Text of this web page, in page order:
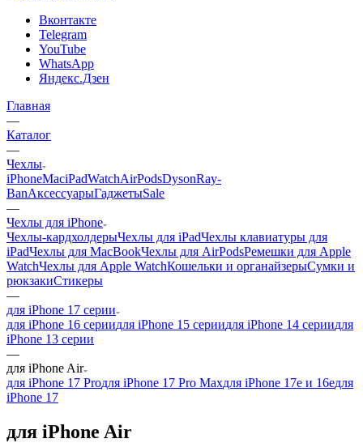
Вконтакте
Telegram
YouTube
WhatsApp
Яндекс.Дзен
Главная
—
Каталог
—
Чехлы
iPhoneMaciPadWatchAirPodsDysonRay-
BanАксессуарыГаджетыSale
—
Чехлы для iPhone
Чехлы-кардхолдерыЧехлы для iPadЧехлы клавиатуры для
iPadЧехлы для MacBookЧехлы для AirPodsРемешки для Apple
WatchЧехлы для Apple WatchКошельки и органайзерыСумки и
рюкзакиСтикеры
—
для iPhone 17 серии
для iPhone 16 сериидля iPhone 15 сериидля iPhone 14 сериидля
iPhone 13 серии
—
для iPhone Air
для iPhone 17 Proдля iPhone 17 Pro Maxдля iPhone 17e и 16eдля
iPhone 17
для iPhone Air